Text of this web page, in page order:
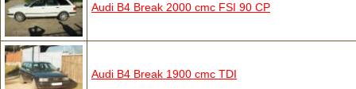
Audi B4 Break 2000 cmc FSI 90 CP
Audi B4 Break 1900 cmc TDI